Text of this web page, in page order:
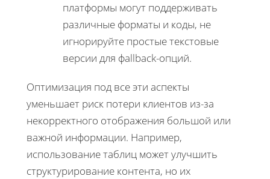
платформы могут поддерживать
различные форматы и коды, не
игнорируйте простые текстовые
версии для фallback-опций.
Оптимизация под все эти аспекты
уменьшает риск потери клиентов из-за
некорректного отображения большой или
важной информации. Например,
использование таблиц может улучшить
структурирование контента, но их